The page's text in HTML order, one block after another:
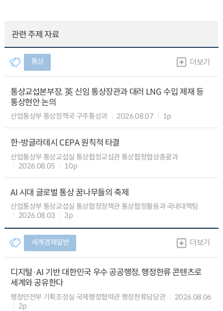
관련 주제 자료
통상 더보기
통상교섭본부장, 英 신임 통상장관과 대러 LNG 수입 제재 등
통상현안 논의
산업통상부 통상정책국 구주통상과 2026.08.07 1p
한-방글라데시 CEPA 원칙적 타결
산업통상부 통상교섭실 통상협정교섭관 통상협정협상총괄과
2026.08.05
10p
AI 시대 글로벌 통상 꿈나무들의 축제
산업통상부 통상교섭실 통상협정정책관 통상협정활용과 국내대책팀
2026.08.03
3p
세계경제일반 더보기
디지털·AI 기반 대한민국 우수 공공행정, 행정한류 콘텐츠로
세계와 공유한다
행정안전부 기획조정실 국제행정협력관 행정한류담당관
2026.08.06
2p